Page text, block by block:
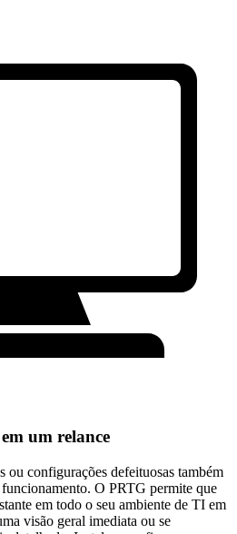
um relance
ou configurações defeituosas também
O PRTG permite que
em todo o seu ambiente de TI em
visão geral imediata ou se